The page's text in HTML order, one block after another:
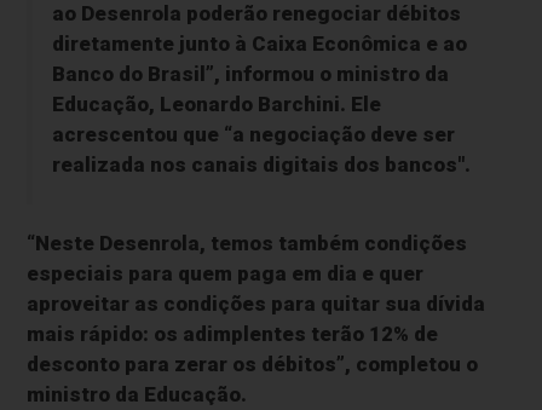
ao Desenrola poderão renegociar débitos
diretamente junto à Caixa Econômica e ao
Banco do Brasil”, informou o ministro da
Educação, Leonardo Barchini. Ele
acrescentou que “a negociação deve ser
realizada nos canais digitais dos bancos".
“Neste Desenrola, temos também condições
especiais para quem paga em dia e quer
aproveitar as condições para quitar sua dívida
mais rápido: os adimplentes terão 12% de
desconto para zerar os débitos”, completou o
ministro da Educação.